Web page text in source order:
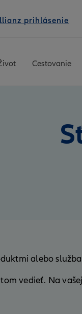
prihlásenie
Cestovanie
alebo
vedieť. Na